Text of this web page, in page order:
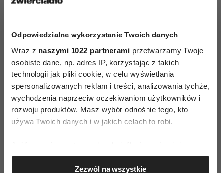
Odpowiedzialne wykorzystanie Twoich danych
Wraz z naszymi 1022 partnerami przetwarzamy Twoje
osobiste dane, np. adres IP, korzystając z takich
technologii jak pliki cookie, w celu wyświetlania
spersonalizowanych reklam i treści, analizowania tychże,
wychodzenia naprzeciw oczekiwaniom użytkowników i
rozwoju produktów. Masz wybór odnośnie tego, kto
używa Twoich danych i w jakich celach to robi.
Jeśli wyrazisz na to zgodę, chcielibyśmy również:
Gromadzić dane dotyczące Twojej lokalizacji
geograficznej z dokładnością nawet do kilku metrów
Zezwól na wszystkie
„Nieodwracalne”
z najbardziej kontrowersyjnych filmów
w historii konkursu głównego MFF w Cannes.
Wygwizdany, ale wstrząsający i pamiętany do
dziś. Monica Bellucci i Vincent Cassel grają w nim
parę, której związek wystawiony został na
ogromną próbę. To film o mężczyźnie, który
postanawia sam wymierzyć sprawiedliwość
zgwałcili jego ukochaną. „Nieodwracalne”
pokazuje, że nasz los nie pozostaje w naszych